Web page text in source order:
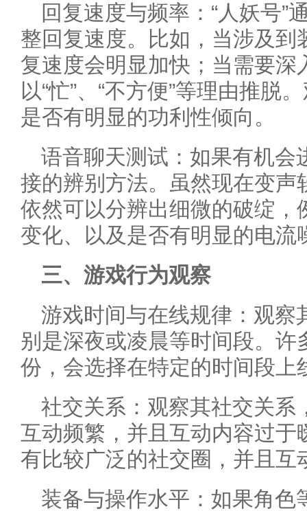
回复速度与频率：“人妖号”
整回复速度。比如，当涉及到
复速度会明显加快；当需要深
以“忙”、“不方便”等理由推脱
是否有明显的功利性倾向。
语音聊天测试：如果有机会
接的辨别方法。虽然现在变声
依然可以分辨出细微的破绽，
变化、以及是否有明显的电流
三、游戏行为观察
游戏时间与在线规律：观察
别是深夜或凌晨等时间段。许
份，会选择在特定的时间段上
社交关系：观察其社交关系
互动频繁，并且互动内容过于
有比较广泛的社交圈，并且互
装备与操作水平：如果角色